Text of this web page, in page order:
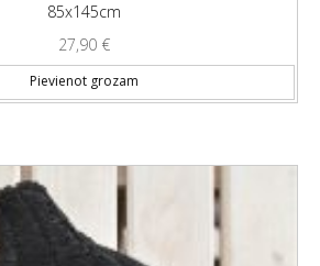
85x145cm
27,90 €
Pievienot grozam